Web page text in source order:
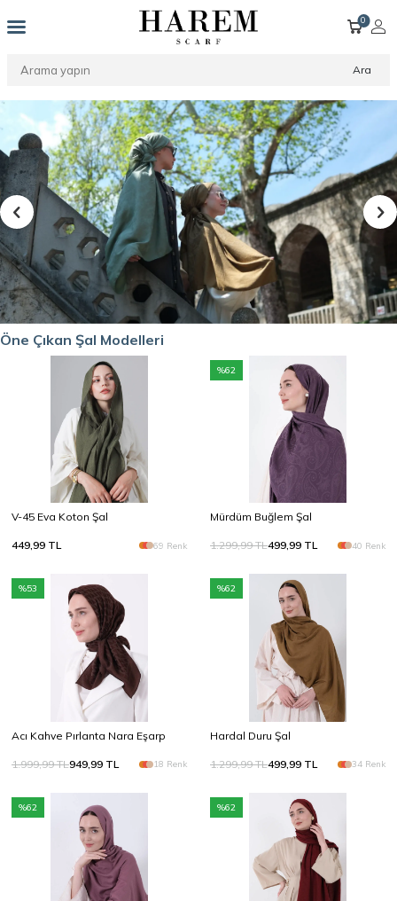
Ara
0
Yeni Sezon SS26
Doğal tonlar, zarif dokular
Öne Çıkan Şal Modelleri
V-45 Eva Koton Şal
449,99 TL 69 Renk
%62
Mürdüm Buğlem Şal
1.299,99TL499,99 TL 40 Renk
%53
Acı Kahve Pırlanta Nara Eşarp
1.999,99TL949,99 TL 18 Renk
%62
Hardal Duru Şal
1.299,99TL499,99 TL 34 Renk
%62 %62